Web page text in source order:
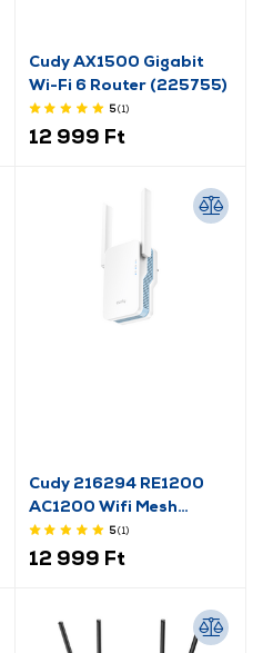
Cudy AX1500 Gigabit
Wi-Fi 6 Router (225755)
5(1)
12 999 Ft
Cudy 216294 RE1200
AC1200 Wifi Mesh
repeater
5(1)
12 999 Ft